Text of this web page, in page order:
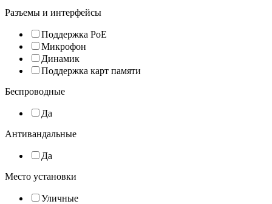
Разъемы и интерфейсы
Поддержка PoE
Микрофон
Динамик
Поддержка карт памяти
Беспроводные
Да
Антивандальные
Да
Место установки
Уличные